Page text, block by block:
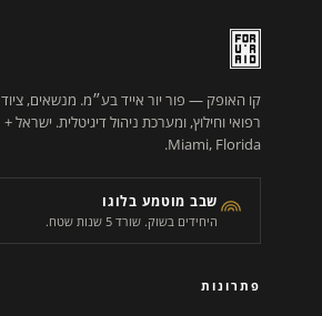
קו האופק — פור יור אייד בע״מ. מנשאים, ציוד
רפואי וחילוץ, ומערכת ניהול דיגיטלית. ישראל +
Miami, Florida.
שבב מוטמע בלוגו
היחידים בשוק. שורד 5 שנות שטח.
פתרונות